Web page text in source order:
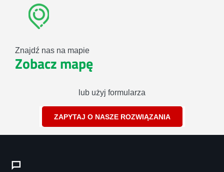
Znajdź nas na mapie
Zobacz mapę
lub użyj formularza
ZAPYTAJ O NASZE ROZWIĄZANIA